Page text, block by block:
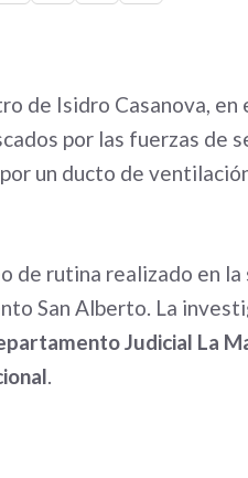
de Isidro Casanova, en
por las fuerzas de
un ducto de
de rutina realizado en la
San Alberto. La
Judicial La